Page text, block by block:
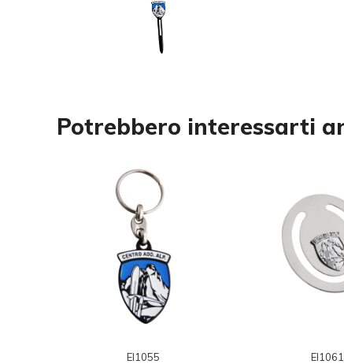
Potrebbero interessarti
EI1055 EI1061